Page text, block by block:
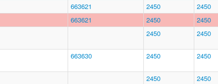
663621 2450 2450
663621 2450 2450
2450 2450
663630 2450 2450
2450 2450